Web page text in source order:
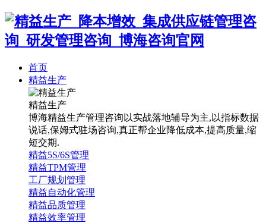
首页
精益生产
精益生产
博海精益生产管理咨询以实战落地辅导为主,以指标数据
说话,保姆式驻场咨询,真正帮企业降低成本,提高质量,缩
短交期.
精益5S/6S管理
精益TPM管理
工厂规划管理
精益自动化管理
精益品质管理
精益效率管理